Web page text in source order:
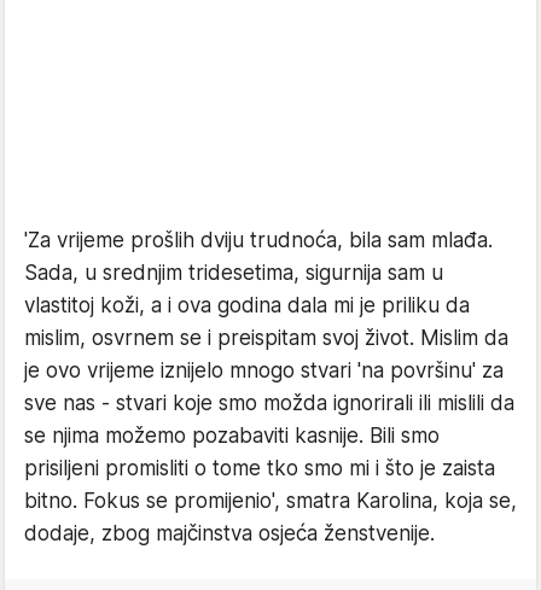
'Za vrijeme prošlih dviju trudnoća, bila sam mlađa.
Sada, u srednjim tridesetima, sigurnija sam u
vlastitoj koži, a i ova godina dala mi je priliku da
mislim, osvrnem se i preispitam svoj život. Mislim da
je ovo vrijeme iznijelo mnogo stvari 'na površinu' za
sve nas - stvari koje smo možda ignorirali ili mislili da
se njima možemo pozabaviti kasnije. Bili smo
prisiljeni promisliti o tome tko smo mi i što je zaista
bitno. Fokus se promijenio', smatra Karolina, koja se,
dodaje, zbog majčinstva osjeća ženstvenije.